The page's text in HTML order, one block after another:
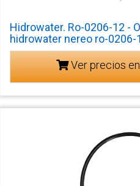
Hidrowater. Ro-0206-12 -
hidrowater nereo ro-0206-
Ver precios